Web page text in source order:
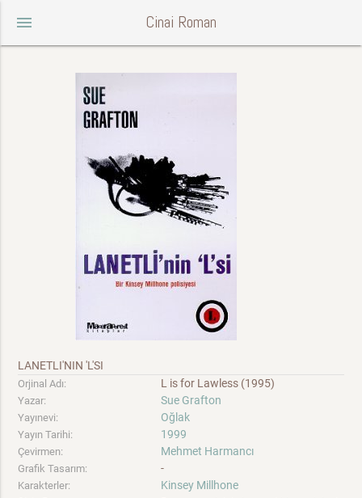
menu Cinai Roman
LANETLI'NIN 'L'SI
Orjinal Adı: L is for Lawless (1995)
Yazar: Sue Grafton
Yayınevi: Oğlak
Yayın Tarihi: 1999
Çevirmen: Mehmet Harmancı
Grafik Tasarım: -
Karakterler: Kinsey Millhone